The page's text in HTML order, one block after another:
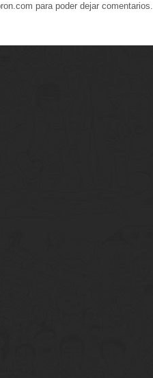
para poder dejar comentarios.